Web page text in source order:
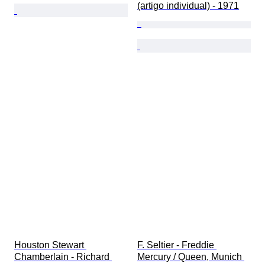
(artigo individual) - 1971
Houston Stewart
Chamberlain - Richard
F. Seltier - Freddie
Mercury / Queen, Munich